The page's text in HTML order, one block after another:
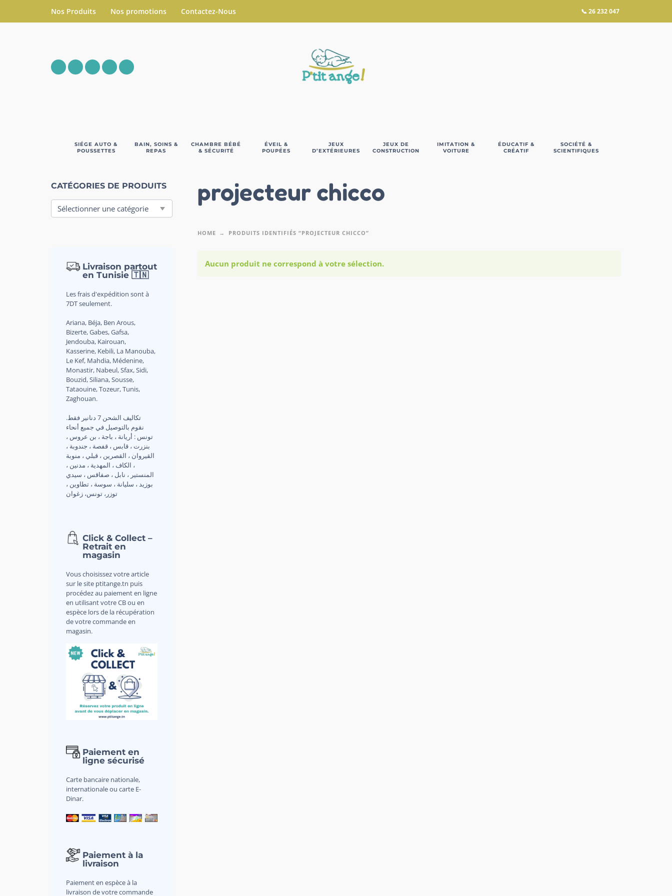
Nos Produits Nos promotions Contactez-Nous 📞 26 232 047
SIÉGE AUTO &
POUSSETTES
BAIN, SOINS &
REPAS
CHAMBRE BÉBÉ
& SÉCURITÉ
ÉVEIL &
POUPÉES
JEUX
D’EXTÉRIEURES
JEUX DE
CONSTRUCTION
IMITATION &
VOITURE
ÉDUCATIF &
CRÉATIF
SOCIÉTÉ &
SCIENTIFIQUES
CATÉGORIES DE PRODUITS
Livraison partout
en Tunisie 🇹🇳
Les frais d'expédition sont à
7DT seulement.
Ariana, Béja, Ben Arous,
Bizerte, Gabes, Gafsa,
Jendouba, Kairouan,
Kasserine, Kebili, La Manouba,
Le Kef, Mahdia, Médenine,
Monastir, Nabeul, Sfax, Sidi,
Bouzid, Siliana, Sousse,
Tataouine, Tozeur, Tunis,
Zaghouan.
.تكاليف الشحن 7 دنانير فقط
نقوم بالتوصيل في جميع أنحاء
تونس : أريانة ، باجة ، بن عروس ،
بنزرت ، قابس ، قفصة ، جندوبة ،
القيروان ، القصرين ، قبلي ، منوبة
، الكاف ، المهدية ، مدنين ،
المنستير ، نابل ، صفاقس ، سيدي
بوزيد ، سليانة ، سوسة ، تطاوين ،
توزر، تونس، زغوان
Click & Collect –
Retrait en
magasin
Vous choisissez votre article
sur le site ptitange.tn puis
procédez au paiement en ligne
en utilisant votre CB ou en
espèce lors de la récupération
de votre commande en
magasin.
Paiement en
ligne sécurisé
Carte bancaire nationale,
internationale ou carte E-
Dinar.
Paiement à la
livraison
Paiement en espèce à la
livraison de votre commande
projecteur chicco
HOME PRODUITS IDENTIFIÉS “PROJECTEUR CHICCO”
Aucun produit ne correspond à votre sélection.